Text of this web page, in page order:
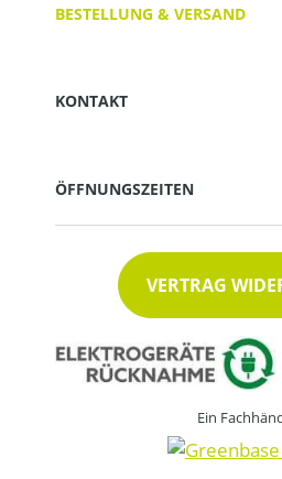
BESTELLUNG & VERSAND
KONTAKT
ÖFFNUNGSZEITEN
VERTRAG
Ein